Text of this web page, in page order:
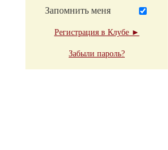
Запомнить меня
Регистрация в Клубе ►
Забыли пароль?